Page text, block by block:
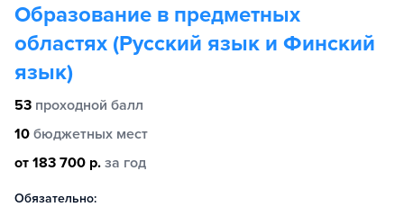
Образование в предметных
областях (Русский язык и Финский
язык)
53 проходной балл
10 бюджетных мест
от 183 700 р. за год
Обязательно: